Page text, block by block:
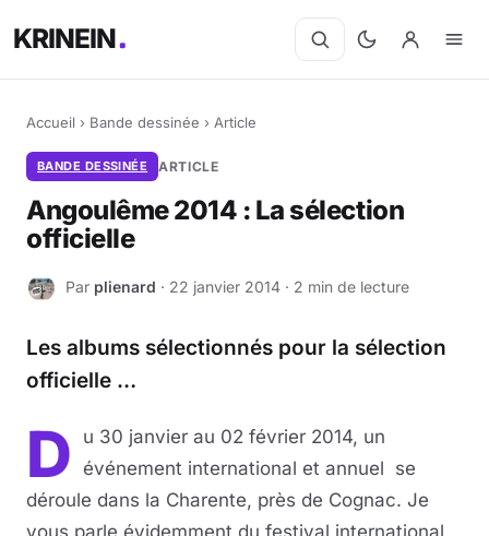
KRINEIN
Accueil › Bande dessinée › Article
BANDE DESSINÉE ARTICLE
Angoulême 2014 : La sélection
officielle
P Par plienard · 22 janvier 2014 · 2 min de lecture
Les albums sélectionnés pour la sélection
officielle …
D
u 30 janvier au 02 février 2014, un
événement international et annuel se
déroule dans la Charente, près de Cognac. Je
vous parle évidemment du festival international